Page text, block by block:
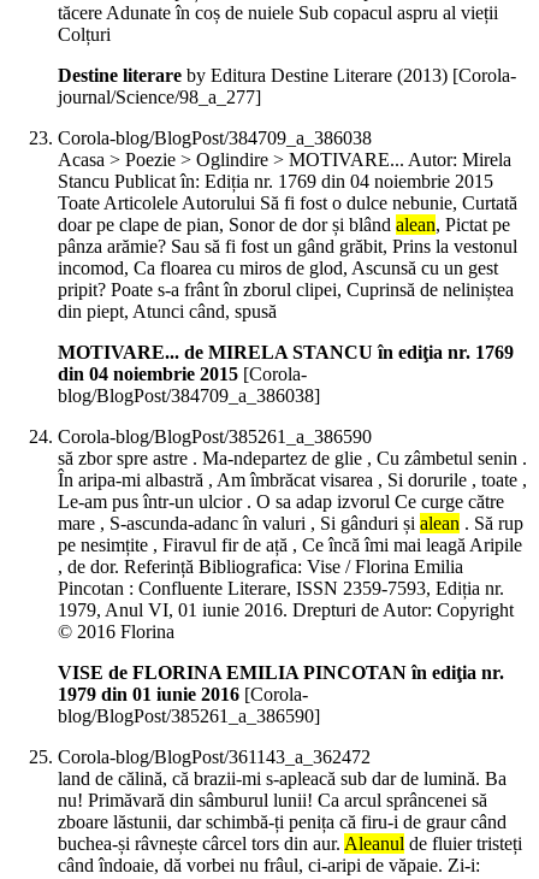
tăcere Adunate în coș de nuiele Sub copacul aspru al vieții
Colțuri
Destine literare by Editura Destine Literare (2013) [Corola-
journal/Science/98_a_277]
Corola-blog/BlogPost/384709_a_386038
Acasa > Poezie > Oglindire > MOTIVARE... Autor: Mirela
Stancu Publicat în: Ediția nr. 1769 din 04 noiembrie 2015
Toate Articolele Autorului Să fi fost o dulce nebunie, Curtată
doar pe clape de pian, Sonor de dor și blând alean, Pictat pe
pânza arămie? Sau să fi fost un gând grăbit, Prins la vestonul
incomod, Ca floarea cu miros de glod, Ascunsă cu un gest
pripit? Poate s-a frânt în zborul clipei, Cuprinsă de neliniștea
din piept, Atunci când, spusă
MOTIVARE... de MIRELA STANCU în ediţia nr. 1769
din 04 noiembrie 2015 [Corola-
blog/BlogPost/384709_a_386038]
Corola-blog/BlogPost/385261_a_386590
să zbor spre astre . Ma-ndepartez de glie , Cu zâmbetul senin .
În aripa-mi albastră , Am îmbrăcat visarea , Si dorurile , toate ,
Le-am pus într-un ulcior . O sa adap izvorul Ce curge către
mare , S-ascunda-adanc în valuri , Si gânduri și alean . Să rup
pe nesimțite , Firavul fir de ață , Ce încă îmi mai leagă Aripile
, de dor. Referință Bibliografica: Vise / Florina Emilia
Pincotan : Confluente Literare, ISSN 2359-7593, Ediția nr.
1979, Anul VI, 01 iunie 2016. Drepturi de Autor: Copyright
© 2016 Florina
VISE de FLORINA EMILIA PINCOTAN în ediţia nr.
1979 din 01 iunie 2016 [Corola-
blog/BlogPost/385261_a_386590]
Corola-blog/BlogPost/361143_a_362472
land de călină, că brazii-mi s-apleacă sub dar de lumină. Ba
nu! Primăvară din sâmburul lunii! Ca arcul sprâncenei să
zboare lăstunii, dar schimbă-ți penița că firu-i de graur când
buchea-și râvnește cârcel tors din aur. Aleanul de fluier tristeți
când îndoaie, dă vorbei nu frâul, ci-aripi de văpaie. Zi-i: